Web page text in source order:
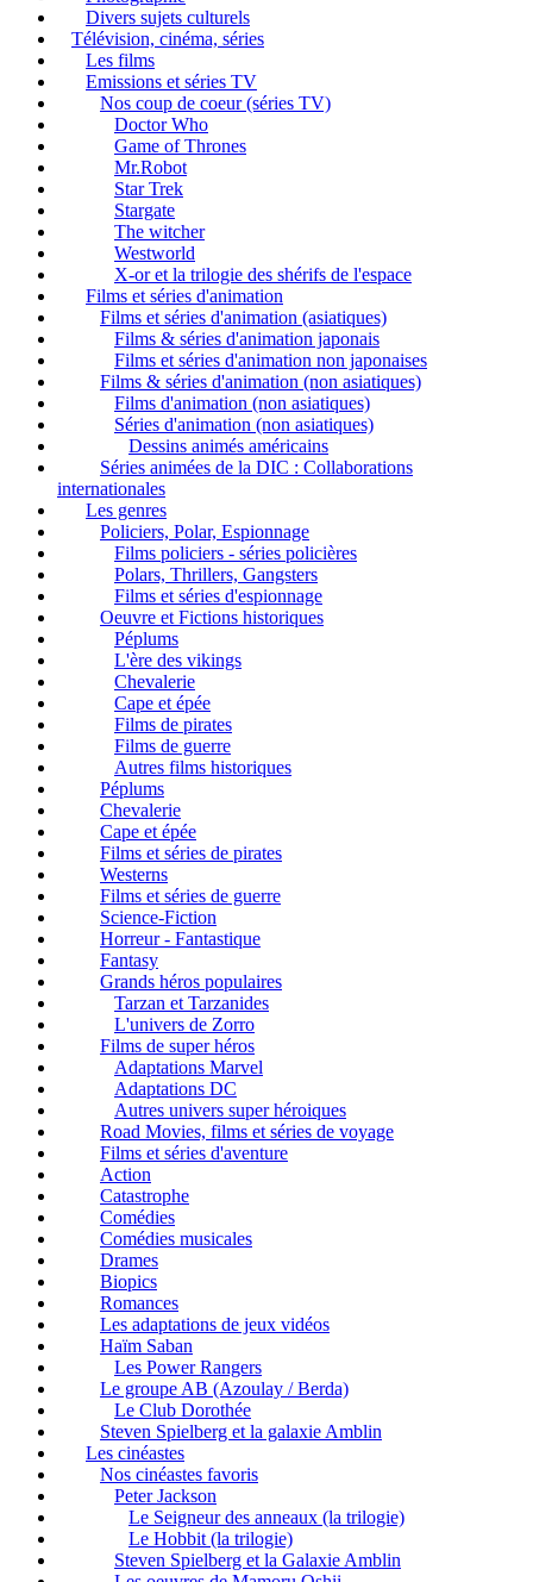
Divers sujets culturels
Télévision, cinéma, séries
Les films
Emissions et séries TV
Nos coup de coeur (séries TV)
Doctor Who
Game of Thrones
Mr.Robot
Star Trek
Stargate
The witcher
Westworld
X-or et la trilogie des shérifs de l'espace
Films et séries d'animation
Films et séries d'animation (asiatiques)
Films & séries d'animation japonais
Films et séries d'animation non japonaises
Films & séries d'animation (non asiatiques)
Films d'animation (non asiatiques)
Séries d'animation (non asiatiques)
Dessins animés américains
Séries animées de la DIC : Collaborations
internationales
Les genres
Policiers, Polar, Espionnage
Films policiers - séries policières
Polars, Thrillers, Gangsters
Films et séries d'espionnage
Oeuvre et Fictions historiques
Péplums
L'ère des vikings
Chevalerie
Cape et épée
Films de pirates
Films de guerre
Autres films historiques
Péplums
Chevalerie
Cape et épée
Films et séries de pirates
Westerns
Films et séries de guerre
Science-Fiction
Horreur - Fantastique
Fantasy
Grands héros populaires
Tarzan et Tarzanides
L'univers de Zorro
Films de super héros
Adaptations Marvel
Adaptations DC
Autres univers super héroiques
Road Movies, films et séries de voyage
Films et séries d'aventure
Action
Catastrophe
Comédies
Comédies musicales
Drames
Biopics
Romances
Les adaptations de jeux vidéos
Haïm Saban
Les Power Rangers
Le groupe AB (Azoulay / Berda)
Le Club Dorothée
Steven Spielberg et la galaxie Amblin
Les cinéastes
Nos cinéastes favoris
Peter Jackson
Le Seigneur des anneaux (la trilogie)
Le Hobbit (la trilogie)
Steven Spielberg et la Galaxie Amblin